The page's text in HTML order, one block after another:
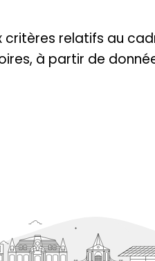
relatifs au
à partir de